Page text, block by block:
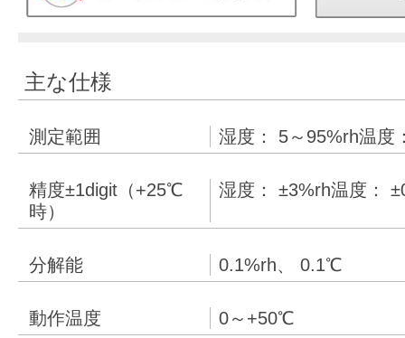
主な仕様
測定範囲 湿度： 5～95%rh温度
精度±1digit（+25℃
時）
湿度： ±3%rh温度：
分解能 0.1%rh、 0.1℃
動作温度 0～+50℃